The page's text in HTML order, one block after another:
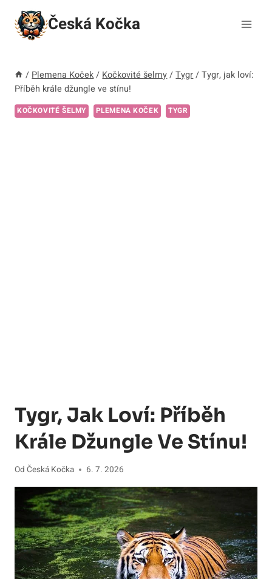
Přeskočit
obsah
Česká Kočka
/ Plemena Koček / Kočkovité šelmy / Tygr / Tygr, jak loví:
Příběh krále džungle ve stínu!
KOČKOVITÉ ŠELMY PLEMENA KOČEK TYGR
Tygr, Jak Loví: Příběh
Krále Džungle Ve Stínu!
Od Česká Kočka 6. 7. 2026